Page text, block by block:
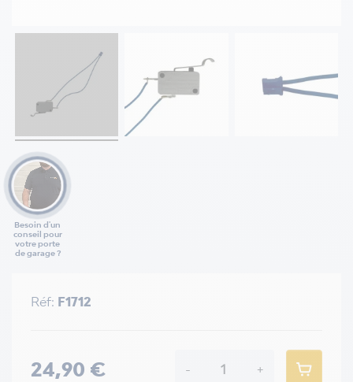
Besoin d'un
conseil pour
votre porte
de garage ?
Réf: F1712
24,90 € - +